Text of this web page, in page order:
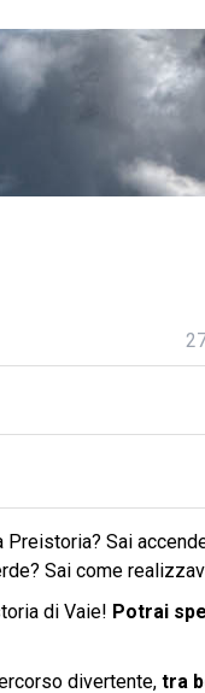
Sai
Sai come
di Vaie! Potrai
divertente, tra